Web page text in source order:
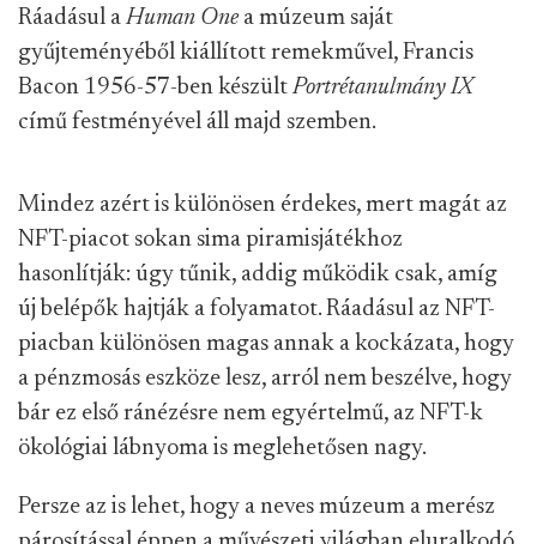
Ráadásul aHuman One a múzeum saját
gyűjteményéből kiállított remekművel, Francis
Bacon 1956-57-ben készültPortrétanulmány IX
című festményével áll majd szemben.
Mindez azért is különösen érdekes, mert magát az
NFT-piacot sokan sima piramisjátékhoz
hasonlítják: úgy tűnik, addig működik csak, amíg
új belépők hajtják a folyamatot. Ráadásul az NFT-
piacban különösen magas annak a kockázata, hogy
a pénzmosás eszköze lesz, arról nem beszélve, hogy
bár ez első ránézésre nem egyértelmű, az NFT-k
ökológiai lábnyoma is meglehetősen nagy.
Persze az is lehet, hogy a neves múzeum a merész